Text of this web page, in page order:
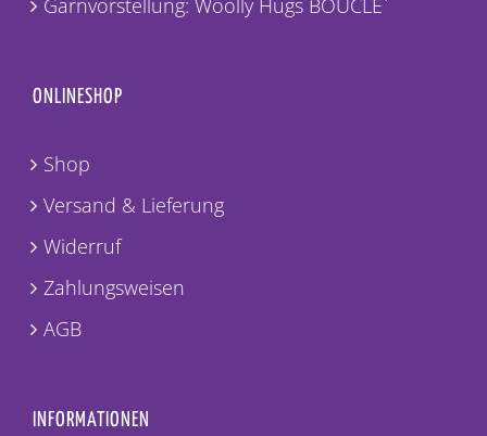
ONLINESHOP
Shop
Versand & Lieferung
Widerruf
Zahlungsweisen
AGB
INFORMATIONEN